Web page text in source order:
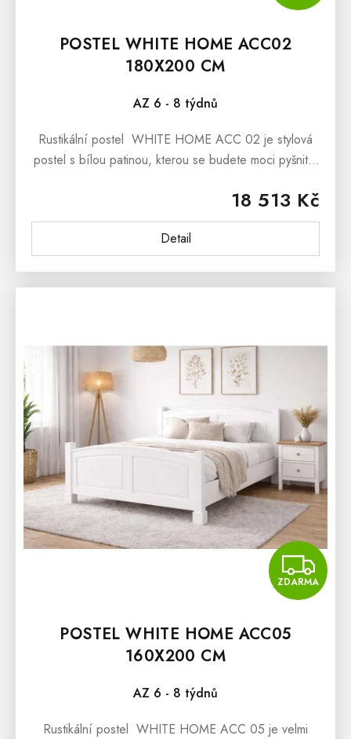
POSTEL WHITE HOME ACC02
180X200 CM
AZ 6 - 8 týdnů
18 513 Kč
Detail
Rustikální postel WHITE HOME ACC 02 je stylová
postel s bílou patinou, kterou se budete moci pyšnit v
WHITE HOME ACC 02...
ZDARMA
POSTEL WHITE HOME ACC05
160X200 CM
AZ 6 - 8 týdnů
Rustikální postel WHITE HOME ACC 05 je velmi